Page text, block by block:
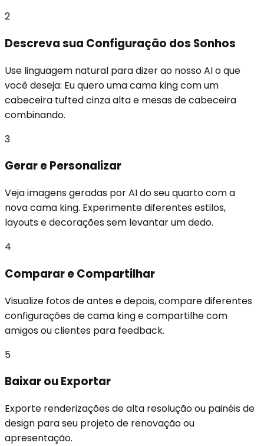
2
Descreva sua Configuração dos Sonhos
Use linguagem natural para dizer ao nosso AI o que
você deseja: Eu quero uma cama king com um
cabeceira tufted cinza alta e mesas de cabeceira
combinando.
3
Gerar e Personalizar
Veja imagens geradas por AI do seu quarto com a
nova cama king. Experimente diferentes estilos,
layouts e decorações sem levantar um dedo.
4
Comparar e Compartilhar
Visualize fotos de antes e depois, compare diferentes
configurações de cama king e compartilhe com
amigos ou clientes para feedback.
5
Baixar ou Exportar
Exporte renderizações de alta resolução ou painéis de
design para seu projeto de renovação ou
apresentação.